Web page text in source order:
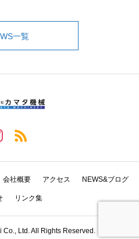
一覧
会社概要 アクセス NEWS&ブログ
リンク集
Ltd. All Rights Reserved.